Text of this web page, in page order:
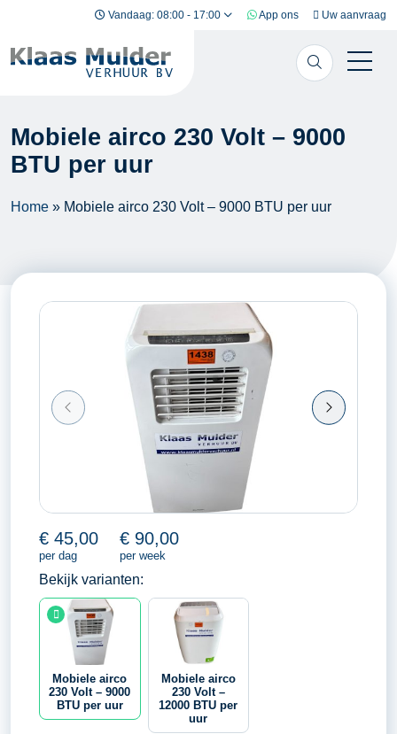
Ga naar inhoud Vandaag: 08:00 - 17:00 App ons Uw aanvraag
Mobiele airco 230 Volt – 9000
BTU per uur
Home » Mobiele airco 230 Volt – 9000 BTU per uur
€ 45,00
per dag
€ 90,00
per week
Bekijk varianten:
Mobiele airco
230 Volt – 9000
BTU per uur
Mobiele airco
230 Volt –
12000 BTU per
uur